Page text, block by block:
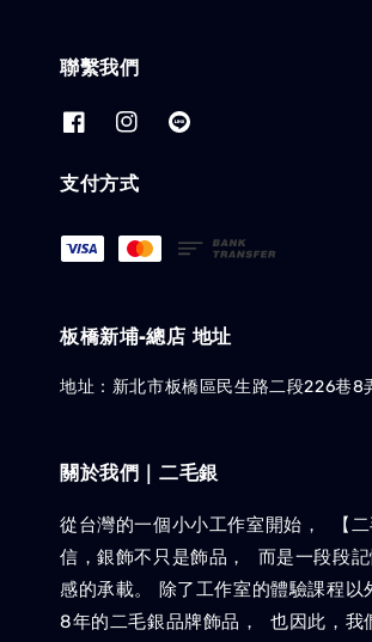
聯繫我們
支付方式
板橋新埔-總店 地址
地址：新北市板橋區民生路二段226巷8
關於我們｜二毛銀
從台灣的一個小小工作室開始， 【
信，銀飾不只是飾品， 而是一段段
感的承載。 除了工作室的體驗課程以
8年的二毛銀品牌飾品， 也因此，我